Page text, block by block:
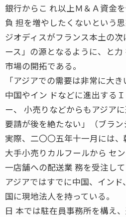
銀行からこ れ以上Ｍ＆Ａ資金
負 担を増やしたくないという思
ジオディスがフランス本土の
ース」の源となるように、と
市場の開拓である。
「アジアでの需要は非常に大き
中国やイン ドなどに進出する
ー、 小売りなどからもアジア
要請が後を絶たない」（ブラン
実際、二〇〇五年十一月には
大手小売りカルフールから セ
一店舗への配送業 務を受注して
アジアではすでに中国、イン
国に現地法人を持っている。
日 本では駐在員事務所を構え